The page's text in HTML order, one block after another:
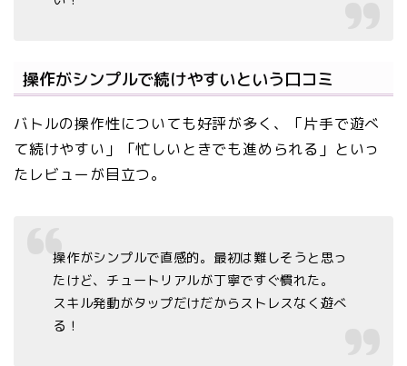
操作がシンプルで続けやすいという口コミ
バトルの操作性についても好評が多く、「片手で遊べ
て続けやすい」「忙しいときでも進められる」といっ
たレビューが目立つ。
操作がシンプルで直感的。最初は難しそうと思っ
たけど、チュートリアルが丁寧ですぐ慣れた。
スキル発動がタップだけだからストレスなく遊べ
る！